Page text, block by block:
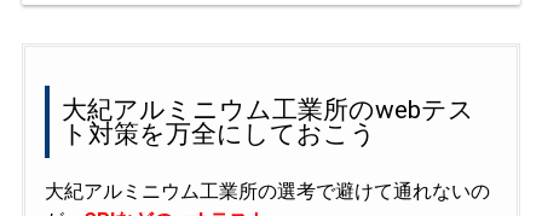
大紀アルミニウム工業所のwebテス
ト対策を万全にしておこう
大紀アルミニウム工業所の選考で避けて通れないの